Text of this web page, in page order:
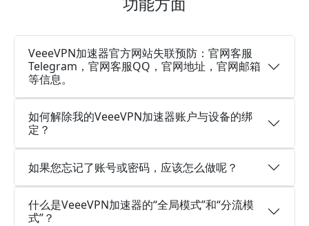
VeeeVPN加速器官方网站失联预防：官网客服
Telegram，官网客服QQ，官网地址，官网邮箱
等信息。
如何解除我的VeeeVPN加速器账户与设备的绑
定？
如果您忘记了账号或密码，应该怎么做呢？
什么是VeeeVPN加速器的“全局模式”和“分流模
式”？